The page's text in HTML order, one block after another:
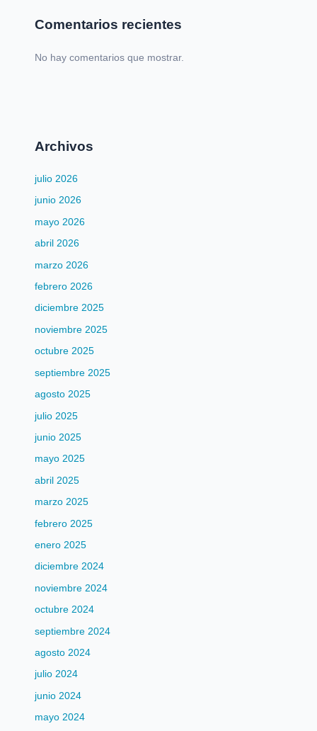
Comentarios recientes
No hay comentarios que mostrar.
Archivos
julio 2026
junio 2026
mayo 2026
abril 2026
marzo 2026
febrero 2026
diciembre 2025
noviembre 2025
octubre 2025
septiembre 2025
agosto 2025
julio 2025
junio 2025
mayo 2025
abril 2025
marzo 2025
febrero 2025
enero 2025
diciembre 2024
noviembre 2024
octubre 2024
septiembre 2024
agosto 2024
julio 2024
junio 2024
mayo 2024